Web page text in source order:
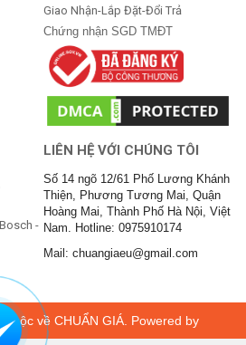
Giao Nhận-Lắp Đặt-Đổi Trả
Chứng nhận SGD TMĐT
-
LIÊN HỆ VỚI CHÚNG TÔI
Số 14 ngõ 12/61 Phố Lương Khánh
Thiện, Phương Tương Mai, Quận
Hoàng Mai, Thành Phố Hà Nội, Việt
Nam. Hotline: 0975910174
Mail: chuangiaeu@gmail.com
thuộc về CHUẨN GIÁ. Powered by